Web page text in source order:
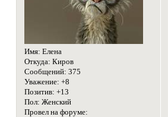
Имя: Елена
Откуда: Киров
Сообщений: 375
Уважение: +8
Позитив: +13
Пол: Женский
Провел на форуме: